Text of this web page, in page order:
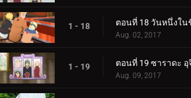
1 - 18
Aug. 02, 2017
1 - 19 ตอนที่ 19 ซาราดะ อุ
Aug. 09, 2017